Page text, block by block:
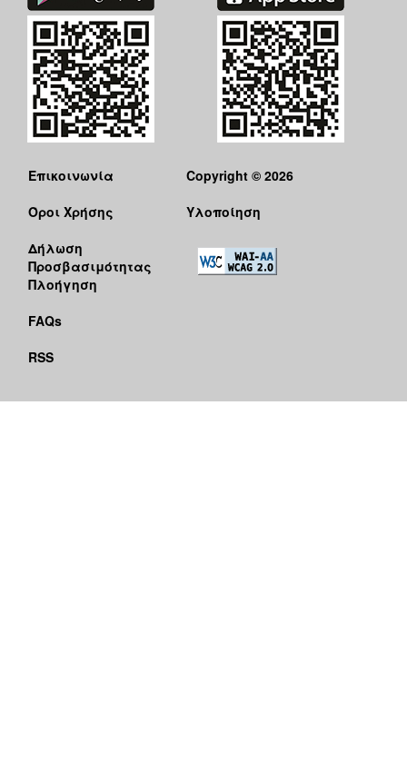
Επικοινωνία
Όροι Χρήσης
Δήλωση
Προσβασιμότητας
Πλοήγηση
FAQs
RSS
Copyright © 2026
Υλοποίηση